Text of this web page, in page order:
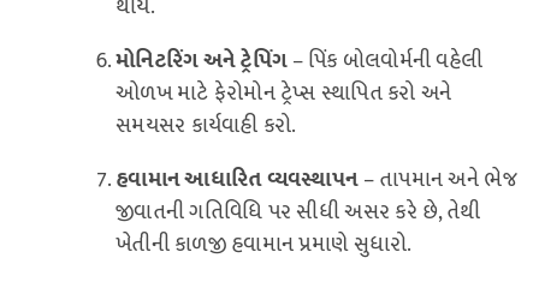
થાય.
મોનિટરિંગ અને ટ્રેપિંગ– પિંક બોલવોર્મની વહેલી
ઓળખ માટે ફેરોમોન ટ્રેપ્સ સ્થાપિત કરો અને
સમયસર કાર્યવાહી કરો.
હવામાન આધારિત વ્યવસ્થાપન– તાપમાન અને ભેજ
જીવાતની ગતિવિધિ પર સીધી અસર કરે છે, તેથી
ખેતીની કાળજી હવામાન પ્રમાણે સુધારો.